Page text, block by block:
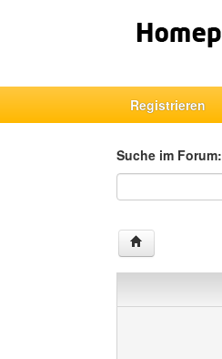
Registrieren
Suche im Forum:
Suche im Forum